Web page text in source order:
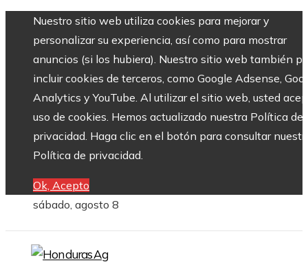
Nuestro sitio web utiliza cookies para mejorar y
personalizar su experiencia, así como para mostrar
anuncios (si los hubiera). Nuestro sitio web también
incluir cookies de terceros, como Google Adsense,
Analytics y YouTube. Al utilizar el sitio web, usted
uso de cookies. Hemos actualizado nuestra Política de
privacidad. Haga clic en el botón para consultar
Política de privacidad.
Ok, Acepto
sábado, agosto 8